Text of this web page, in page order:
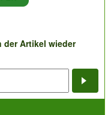
der Artikel wieder